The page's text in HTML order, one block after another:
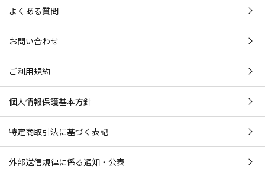
よくある質問
お問い合わせ
ご利用規約
個人情報保護基本方針
特定商取引法に基づく表記
外部送信規律に係る通知・公表